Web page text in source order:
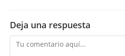
Deja una respuesta
Comentario